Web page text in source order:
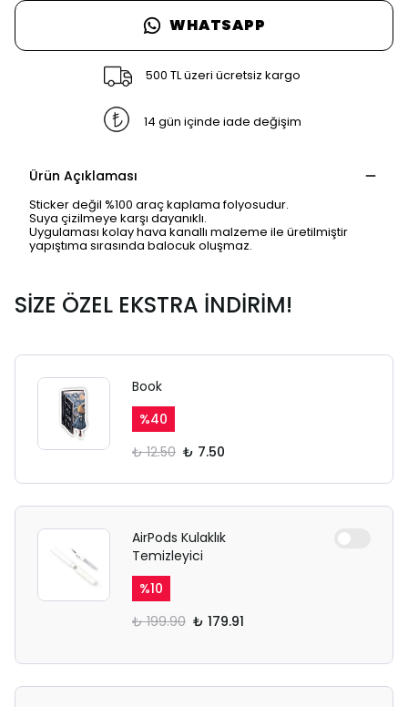
WHATSAPP
500 TL üzeri ücretsiz kargo
14 gün içinde iade değişim
Ürün Açıklaması
Sticker değil %100 araç kaplama folyosudur.
Suya çizilmeye karşı dayanıklı.
Uygulaması kolay hava kanallı malzeme ile üretilmiştir
yapıştıma sırasında balocuk oluşmaz.
SİZE ÖZEL EKSTRA İNDİRİM!
Book
%40
₺ 12.50 ₺ 7.50
AirPods Kulaklık
Temizleyici
%10
₺ 199.90 ₺ 179.91